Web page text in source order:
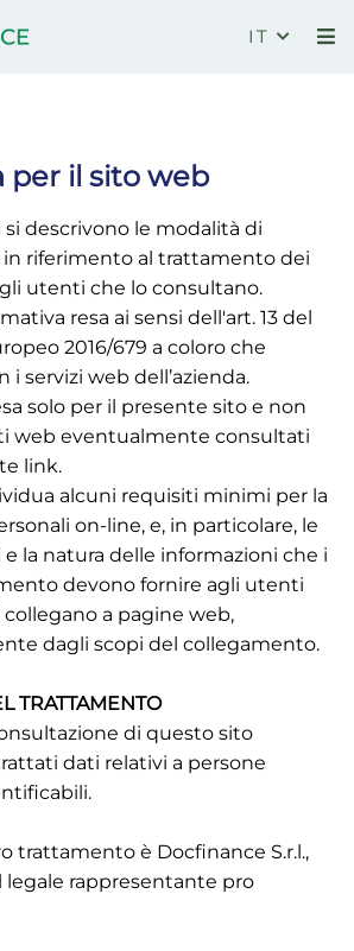
IT
per il sito web
descrivono le modalità di
riferimento al trattamento dei
utenti che lo consultano.
resa ai sensi dell'art. 13 del
2016/679 a coloro che
i servizi web dell’azienda.
solo per il presente sito e non
web eventualmente consultati
link.
alcuni requisiti minimi per la
on-line, e, in particolare, le
la natura delle informazioni che i
devono fornire agli utenti
a pagine web,
dagli scopi del collegamento.
TRATTAMENTO
di questo sito
dati relativi a persone
trattamento è Docfinance S.r.l.,
legale rappresentante pro